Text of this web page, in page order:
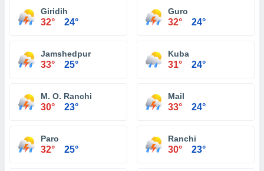
Giridih
32° 24°
Guro
32° 24°
Jamshedpur
33° 25°
Kuba
31° 24°
M. O. Ranchi
30° 23°
Mail
33° 24°
Paro
32° 25°
Ranchi
30° 23°